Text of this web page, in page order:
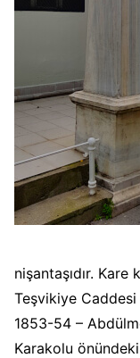
nişantaşıdır.
Teşvikiye Caddesi
1853-54 –
Karakolu